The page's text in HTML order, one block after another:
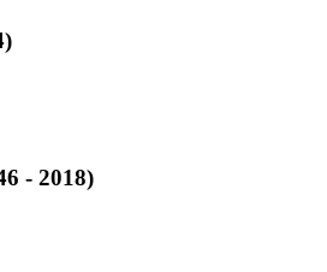
- 2018)